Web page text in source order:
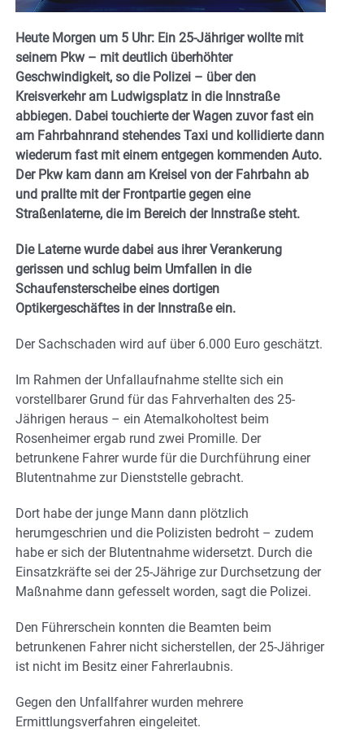
Heute Morgen um 5 Uhr: Ein 25-Jähriger wollte mit
seinem Pkw – mit deutlich überhöhter
Geschwindigkeit, so die Polizei – über den
Kreisverkehr am Ludwigsplatz in die Innstraße
abbiegen. Dabei touchierte der Wagen zuvor fast ein
am Fahrbahnrand stehendes Taxi und kollidierte dann
wiederum fast mit einem entgegen kommenden Auto.
Der Pkw kam dann am Kreisel von der Fahrbahn ab
und prallte mit der Frontpartie gegen eine
Straßenlaterne, die im Bereich der Innstraße steht.
Die Laterne wurde dabei aus ihrer Verankerung
gerissen und schlug beim Umfallen in die
Schaufensterscheibe eines dortigen
Optikergeschäftes in der Innstraße ein.
Der Sachschaden wird auf über 6.000 Euro geschätzt.
Im Rahmen der Unfallaufnahme stellte sich ein
vorstellbarer Grund für das Fahrverhalten des 25-
Jährigen heraus – ein Atemalkoholtest beim
Rosenheimer ergab rund zwei Promille. Der
betrunkene Fahrer wurde für die Durchführung einer
Blutentnahme zur Dienststelle gebracht.
Dort habe der junge Mann dann plötzlich
herumgeschrien und die Polizisten bedroht – zudem
habe er sich der Blutentnahme widersetzt. Durch die
Einsatzkräfte sei der 25-Jährige zur Durchsetzung der
Maßnahme dann gefesselt worden, sagt die Polizei.
Den Führerschein konnten die Beamten beim
betrunkenen Fahrer nicht sicherstellen, der 25-Jähriger
ist nicht im Besitz einer Fahrerlaubnis.
Gegen den Unfallfahrer wurden mehrere
Ermittlungsverfahren eingeleitet.